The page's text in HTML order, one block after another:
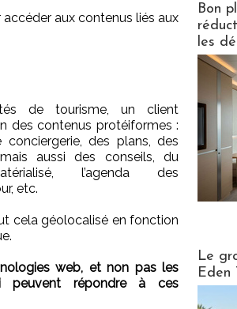
aux contenus liés aux
de tourisme, un client
des contenus protéiformes :
des plans, des
aussi des conseils, du
l’agenda des
etc.
cela géolocalisé en fonction
web, et non pas les
peuvent répondre à ces
Bon
les
Le
Eden